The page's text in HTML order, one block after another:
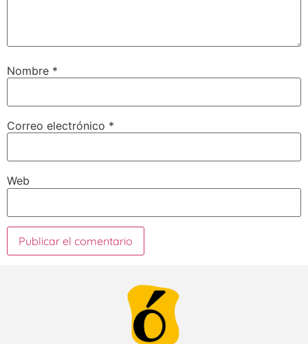
Nombre *
Correo electrónico *
Web